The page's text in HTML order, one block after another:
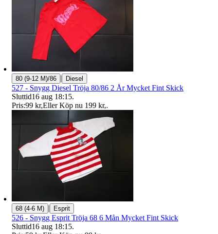
80 (9-12 M)/86 | Diesel
527 - Snygg Diesel Tröja 80/86 2 År Mycket Fint Skick
Sluttid16 aug 18:15.
Pris:99 kr,Eller Köp nu 199 kr,.
68 (4-6 M) | Esprit
526 - Snygg Esprit Tröja 68 6 Mån Mycket Fint Skick
Sluttid16 aug 18:15.